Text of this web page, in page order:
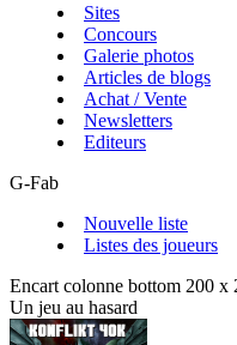
Sites
Concours
Galerie photos
Articles de blogs
Achat / Vente
Newsletters
Editeurs
G-Fab
Nouvelle liste
Listes des joueurs
Encart colonne bottom 200 x
Un jeu au hasard